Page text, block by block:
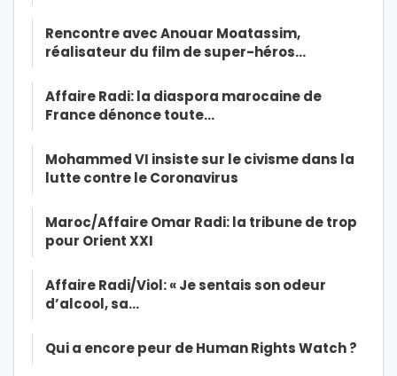
Rencontre avec Anouar Moatassim,
réalisateur du film de super-héros…
Affaire Radi: la diaspora marocaine de
France dénonce toute…
Mohammed VI insiste sur le civisme dans la
lutte contre le Coronavirus
Maroc/Affaire Omar Radi: la tribune de trop
pour Orient XXI
Affaire Radi/Viol: « Je sentais son odeur
d’alcool, sa…
Qui a encore peur de Human Rights Watch ?